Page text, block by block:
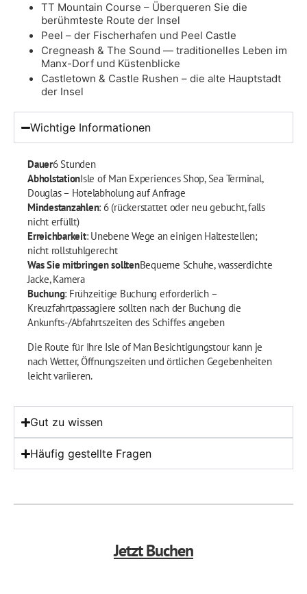
TT Mountain Course – Überqueren Sie die
berühmteste Route der Insel
Peel – der Fischerhafen und Peel Castle
Cregneash & The Sound — traditionelles Leben im
Manx-Dorf und Küstenblicke
Castletown & Castle Rushen – die alte Hauptstadt
der Insel
Wichtige Informationen
Dauer6 Stunden
AbholstationIsle of Man Experiences Shop, Sea Terminal,
Douglas – Hotelabholung auf Anfrage
Mindestanzahlen: 6 (rückerstattet oder neu gebucht, falls
nicht erfüllt)
Erreichbarkeit: Unebene Wege an einigen Haltestellen;
nicht rollstuhlgerecht
Was Sie mitbringen solltenBequeme Schuhe, wasserdichte
Jacke, Kamera
Buchung: Frühzeitige Buchung erforderlich –
Kreuzfahrtpassagiere sollten nach der Buchung die
Ankunfts-/Abfahrtszeiten des Schiffes angeben
Die Route für Ihre Isle of Man Besichtigungstour kann je
nach Wetter, Öffnungszeiten und örtlichen Gegebenheiten
leicht variieren.
Gut zu wissen
Häufig gestellte Fragen
Jetzt Buchen